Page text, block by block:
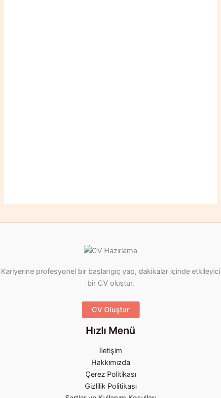
Kariyerine profesyonel bir başlangıç yap, dakikalar içinde etkileyici
bir CV oluştur.
CV Oluştur
Hızlı Menü
İletişim
Hakkımızda
Çerez Politikası
Gizlilik Politikası